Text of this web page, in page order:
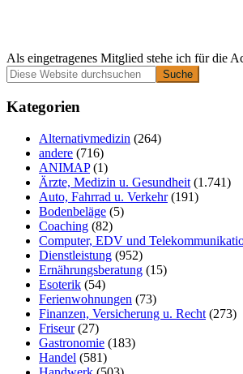
Als eingetragenes Mitglied stehe ich für die
Primäre
Seitenleiste
Diese
Website
durchsuchen
Kategorien
Alternativmedizin (264)
andere (716)
ANIMAP(1)
Ärzte, Medizin u. Gesundheit (1.741)
Auto, Fahrrad u. Verkehr(191)
Bodenbeläge (5)
Coaching (82)
Computer, EDV und
Dienstleistung (952)
Ernährungsberatung (15)
Esoterik (54)
Ferienwohnungen (73)
Finanzen, Versicherung u. Recht (273)
Friseur(27)
Gastronomie (183)
Handel (581)